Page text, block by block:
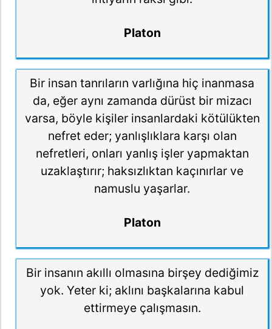
Platon
Bir insan tanrıların varlığına hiç inanmasa
da, eğer aynı zamanda dürüst bir mizacı
varsa, böyle kişiler insanlardaki kötülükten
nefret eder; yanlışlıklara karşı olan
nefretleri, onları yanlış işler yapmaktan
uzaklaştırır; haksızlıktan kaçınırlar ve
namuslu yaşarlar.
Platon
Bir insanın akıllı olmasına birşey dediğimiz
yok. Yeter ki; aklını başkalarına kabul
ettirmeye çalışmasın.